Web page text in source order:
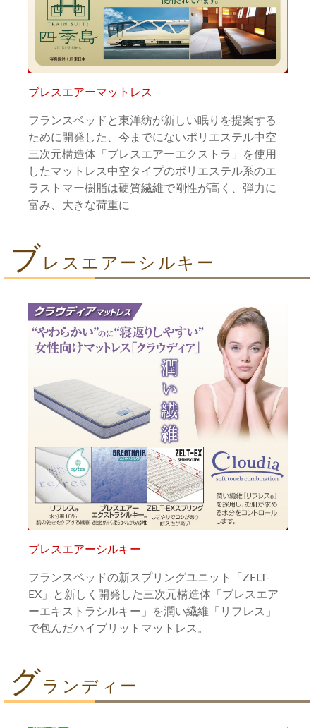
ブレスエアーマットレス
フランスベッドと東洋紡が新しい眠りを提案する
ために開発した、今までにないポリエステル中空
三次元構造体「ブレスエアーエクストラ」を使用
したマットレス中空タイプのポリエステル系のエ
ラストマー樹脂は硬質繊維で剛性が高く、弾力に
富み、大きな荷重に
ブ レスエアーシルキー
ブレスエアーシルキー
フランスベッドの新スプリングユニット「ZELT-
EX」と新しく開発した三次元構造体「ブレスエア
ーエキストラシルキー」を潤い繊維「リフレス」
で包んだハイブリットマットレス。
グ ランディー